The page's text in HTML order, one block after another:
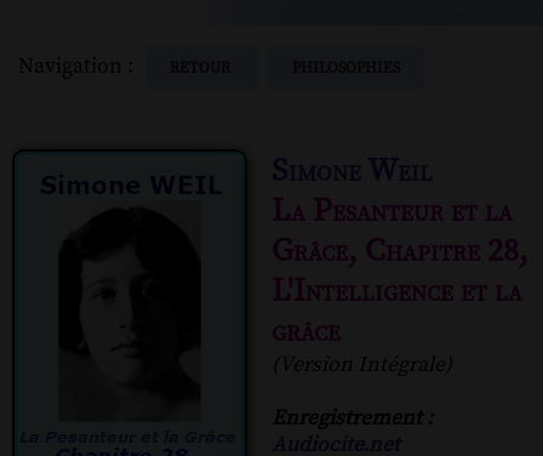
Navigation :
La Pesanteur et la
Grâce, Chapitre 28,
L'Intelligence et la
grâce
(Version Intégrale)
Enregistrement :